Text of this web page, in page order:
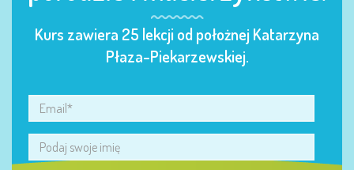
Kurs zawiera 25 lekcji od położnej Katarzyna
Płaza-Piekarzewskiej.